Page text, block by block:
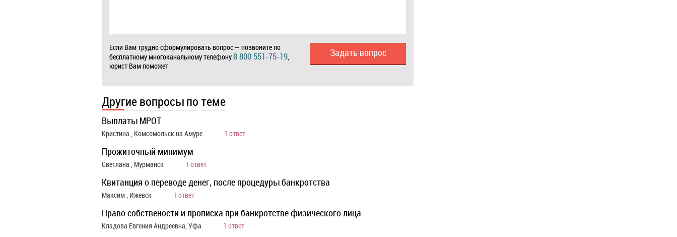
Если Вам трудно сформулировать вопрос — позвоните по
бесплатному многоканальному телефону8 800 551-75-19,
юрист Вам поможет
Задать вопрос
Другие вопросы по теме
Выплаты МРОТ
Кристина , Комсомольск на Амуре 1 ответ
Прожиточный минимум
Светлана , Мурманск 1 ответ
Квитанция о переводе денег, после процедуры банкротства
Максим , Ижевск 1 ответ
Право собствености и прописка при банкротстве физического лица
Кладова Евгения Андреевна, Уфа 1 ответ